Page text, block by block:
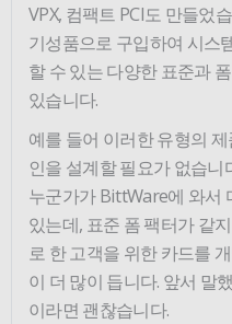
VPX, 컴팩트 PCI도 만들었
기성품으로 구입하여 시스
할 수 있는 다양한 표준과
있습니다.
예를 들어 이러한 유형의
인을 설계할 필요가 없습니
누군가가 BittWare에 와서
있는데, 표준 폼 팩터가 같
로 한 고객을 위한 카드를
이 더 많이 듭니다. 앞서 말
이라면 괜찮습니다.